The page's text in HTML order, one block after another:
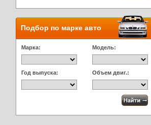
Подбор по марке авто
Марка: Модель:
Год выпуска: Объем двиг.: